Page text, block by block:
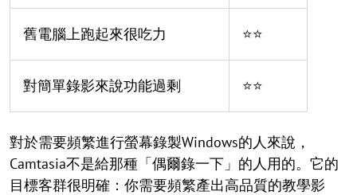
舊電腦上跑起來很吃力 ⭐⭐
對簡單錄影來說功能過剩 ⭐⭐
對於需要頻繁進行螢幕錄製Windows的人來說，
Camtasia不是給那種「偶爾錄一下」的人用的。它的
目標客群很明確：你需要頻繁產出高品質的教學影